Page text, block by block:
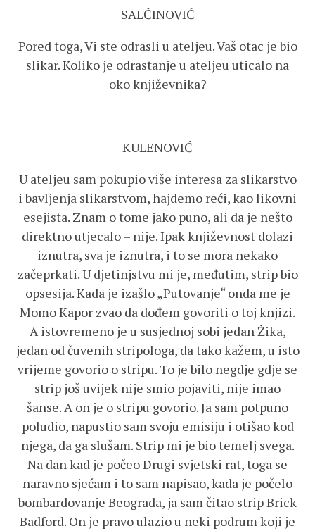
SALČINOVIĆ
Pored toga, Vi ste odrasli u ateljeu. Vaš otac je bio
slikar. Koliko je odrastanje u ateljeu uticalo na
oko književnika?
KULENOVIĆ
U ateljeu sam pokupio više interesa za slikarstvo
i bavljenja slikarstvom, hajdemo reći, kao likovni
esejista. Znam o tome jako puno, ali da je nešto
direktno utjecalo – nije. Ipak književnost dolazi
iznutra, sva je iznutra, i to se mora nekako
začeprkati. U djetinjstvu mi je, međutim, strip bio
opsesija. Kada je izašlo „Putovanje“ onda me je
Momo Kapor zvao da dođem govoriti o toj knjizi.
A istovremeno je u susjednoj sobi jedan Žika,
jedan od čuvenih stripologa, da tako kažem, u isto
vrijeme govorio o stripu. To je bilo negdje gdje se
strip još uvijek nije smio pojaviti, nije imao
šanse. A on je o stripu govorio. Ja sam potpuno
poludio, napustio sam svoju emisiju i otišao kod
njega, da ga slušam. Strip mi je bio temelj svega.
Na dan kad je počeo Drugi svjetski rat, toga se
naravno sjećam i to sam napisao, kada je počelo
bombardovanje Beograda, ja sam čitao strip Brick
Badford. On je pravo ulazio u neki podrum koji je